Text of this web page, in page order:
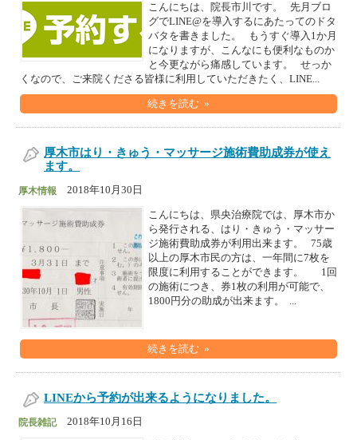
こんにちは、院長市川です。 先月ブロ
グでLINE@を導入するにあたってのドタ
バタを書きました。 もうすぐ導入1か月
になりますが、こんなにも便利なものか
と今更ながら痛感しています。 せっか
くなので、ご来院くださる皆様に利用していただきたく、LINE...
続きを読む »
厚木市はり・きゅう・マッサージ施術費助成券が使え
ます。
2018年10月30日
厚木情報
こんにちは、県央治療院では、厚木市か
ら発行される、はり・きゅう・マッサー
ジ施術費助成券が利用出来ます。 75歳
以上の厚木市民の方は、一年間に7枚を
限度に利用することができます。 1回
の施術につき、券1枚の利用が可能で、
1800円分の助成が出来ます。 ...
続きを読む »
LINEから予約が出来るようになりました。
2018年10月16日
院長雑記